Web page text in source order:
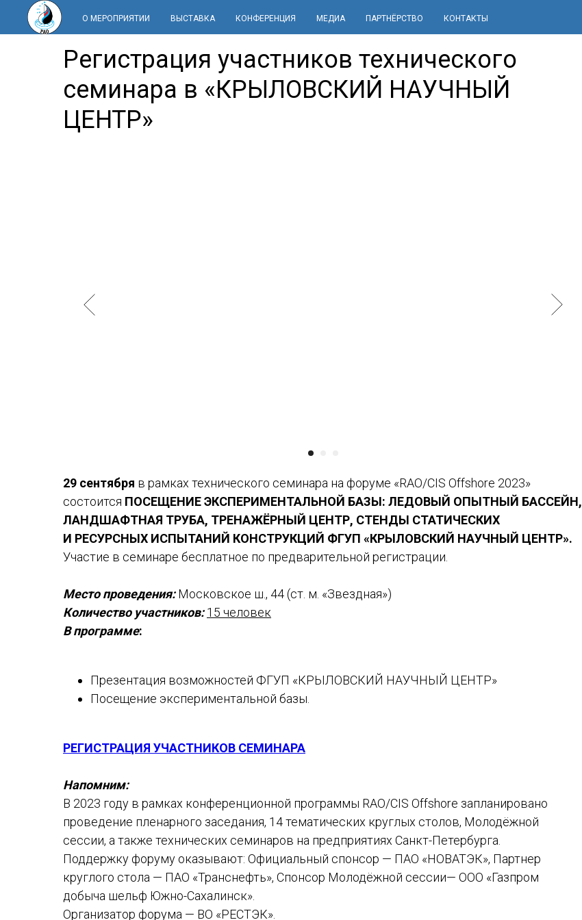
О МЕРОПРИЯТИИ ВЫСТАВКА КОНФЕРЕНЦИЯ МЕДИА ПАРТНЁРСТВО КОНТАКТЫ
Регистрация участников технического
семинара в «КРЫЛОВСКИЙ НАУЧНЫЙ
ЦЕНТР»
29 сентября в рамках технического семинара на форуме «RAO/CIS Offshore 2023»
состоится ПОСЕЩЕНИЕ ЭКСПЕРИМЕНТАЛЬНОЙ БАЗЫ: ЛЕДОВЫЙ ОПЫТНЫЙ БАССЕЙН,
ЛАНДШАФТНАЯ ТРУБА, ТРЕНАЖЁРНЫЙ ЦЕНТР, СТЕНДЫ СТАТИЧЕСКИХ
И РЕСУРСНЫХ ИСПЫТАНИЙ КОНСТРУКЦИЙ ФГУП «КРЫЛОВСКИЙ НАУЧНЫЙ ЦЕНТР».
Участие в семинаре бесплатное по предварительной регистрации.
Место проведения:Московское ш., 44 (ст. м. «Звездная»)
Количество участников: 15 человек
В программе:
Презентация возможностей ФГУП «КРЫЛОВСКИЙ НАУЧНЫЙ ЦЕНТР»
Посещение экспериментальной базы.
РЕГИСТРАЦИЯ УЧАСТНИКОВ СЕМИНАРА
Напомним:
В 2023 году в рамках конференционной программы RAO/CIS Offshore запланировано
проведение пленарного заседания, 14 тематических круглых столов, Молодёжной
сессии, а также технических семинаров на предприятиях Санкт-Петербурга.
Поддержку форуму оказывают: Официальный спонсор — ПАО «НОВАТЭК», Партнер
круглого стола — ПАО «Транснефть», Спонсор Молодёжной сессии— ООО «Газпром
добыча шельф Южно-Сахалинск».
Организатор форума — ВО «РЕСТЭК».